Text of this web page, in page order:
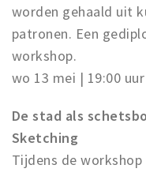
worden gehaald uit
patronen. Een
workshop.
wo 13 mei | 19:00
De stad als
Sketching
Tijdens de